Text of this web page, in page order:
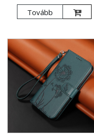
Tovább